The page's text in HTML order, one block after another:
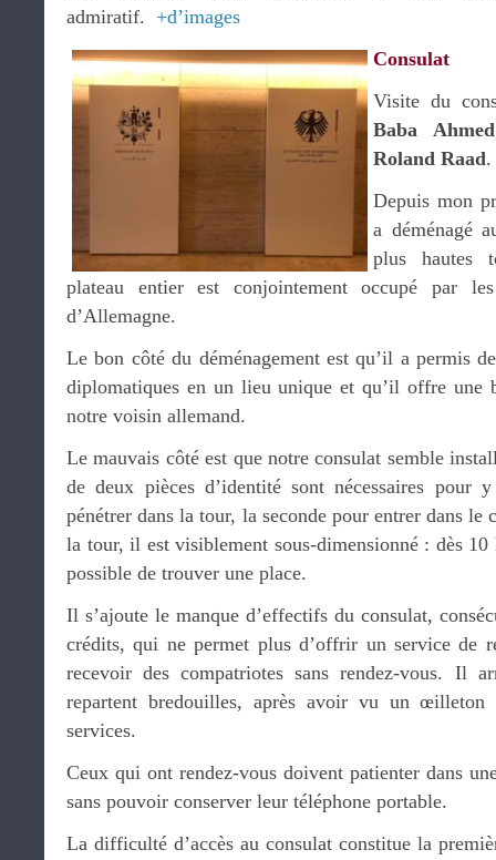
admiratif. +d’images
Consulat
Visite du
Baba Ahmed
Roland Raad.
Depuis mon
a déménagé
plus hautes
plateau entier est conjointement occupé par
d’Allemagne.
Le bon côté du déménagement est qu’il a permis
diplomatiques en un lieu unique et qu’il offre une
notre voisin allemand.
Le mauvais côté est que notre consulat semble
de deux pièces d’identité sont nécessaires pour
pénétrer dans la tour, la seconde pour entrer dans le
la tour, il est visiblement sous-dimensionné : dès
possible de trouver une place.
Il s’ajoute le manque d’effectifs du consulat,
crédits, qui ne permet plus d’offrir un service de
recevoir des compatriotes sans rendez-vous. Il
repartent bredouilles, après avoir vu un œilleton
services.
Ceux qui ont rendez-vous doivent patienter dans
sans pouvoir conserver leur téléphone portable.
La difficulté d’accès au consulat constitue la